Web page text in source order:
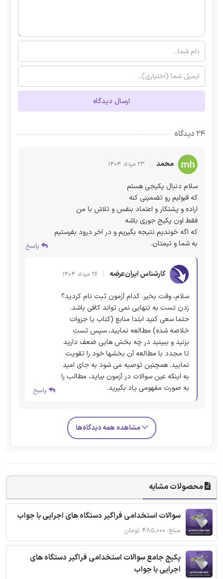
ارسال دیدگاه
۲۴ دیدگاه
محمد ۲۳ مرداد ۱۴۰۴
سلام دنبال پکیجی هستم
که قبولیم رو تضمینی کنه
اراده و پشتکار و اعتماد بنفس و تلاش با من
فقط اون پکیج جوری باشه
که اگه خوندیم نتیجه بگیریم و در اخر درود بفرستیم
به شما و تیمتان.
پاسخ
کارشناس ایران‌عرضه ۲۶ مرداد ۱۴۰۴
سلام، وقت بخیر. کدام آزمون ثبت نام کردید؟
زدن تست به تنهایی نمی تواند کافی باشد.
حتما سعی کنید ابتدا منابع (کتاب یا جزوات
خلاصه شده) مطالعه نمایید، سپس تست
بزنید و ببینید در چه بخش هایی ضعف دارید
تا مجدد با مطالعه آن بخشها خود را تقویت
نمایید. همچنین توصیه می شود به جای امید
به اینکه عین سوالات در آزمون بیاید، مطالب را
به صورت مفهومی یاد بگیرید.
پاسخ
مشاهده همه دیدگاه‌ها
محصولات مشابه
سوالات استخدامی فراگیر دستگاه های اجرایی با جواب
مبلغ: ۴۸۵,۰۰۰ تومان
پکیج جامع سوالات استخدامی فراگیر دستگاه های
اجرایی با جواب